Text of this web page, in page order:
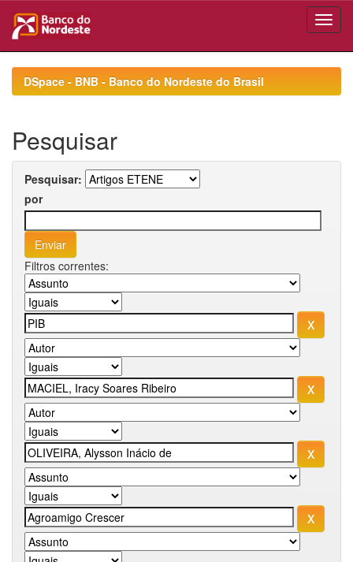
navigationDSpace - BNB - Banco do Nordeste do Brasil
Pesquisar
Pesquisar:
por
Filtros correntes: